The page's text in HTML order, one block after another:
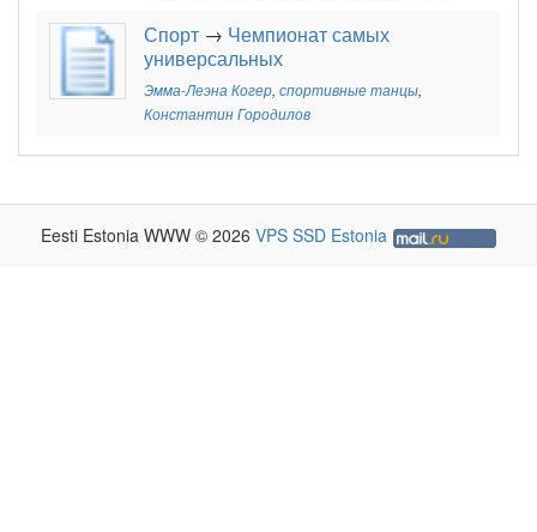
Спорт → Чемпионат самых
универсальных
Эмма-Леэна Когер, спортивные танцы,
Константин Городилов
Eesti Estonia WWW © 2026 VPS SSD Estonia